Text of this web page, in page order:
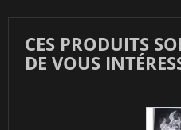
CES PRODUITS
DE VOUS